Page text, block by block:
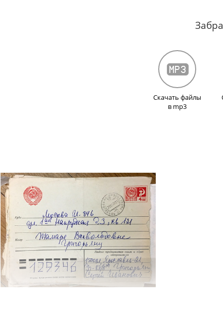
Первые впечатления от содержания в
«Осужденка». Первый опыт противостояния
Ярославская тюрьма и зона. Отказ в
Скачать файлы
в mp3